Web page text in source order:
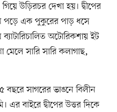
উড়িরচর দেখা হয়। দ্বীপের
পড়ে এক পুকুরের পাড় ধসে
অটোরিকশায় ইট
মেলে সারি সারি কলাগাছ,
বছরে সাগরের ভাঙনে বিলীন
এর বাইরে দ্বীপের উত্তর দিকে